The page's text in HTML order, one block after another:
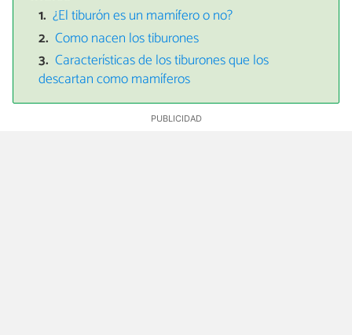
¿El tiburón es un mamífero o no?
Como nacen los tiburones
Características de los tiburones que los
descartan como mamíferos